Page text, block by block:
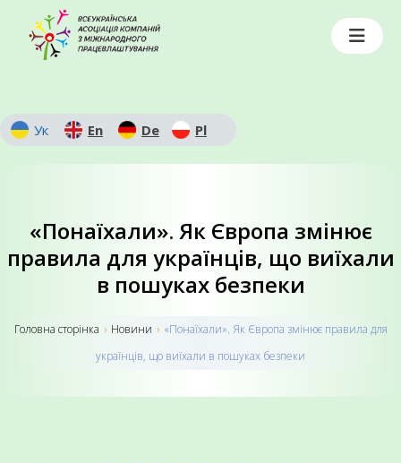
Ук En De Pl
«Понаїхали». Як Європа змінює
правила для українців, що виїхали
в пошуках безпеки
Головна сторiнка › Новини › «Понаїхали». Як Європа змінює правила для
українців, що виїхали в пошуках безпеки